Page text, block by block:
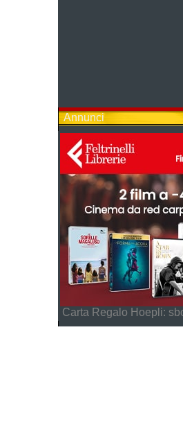
Annunci
Carta Regalo Hoepli: